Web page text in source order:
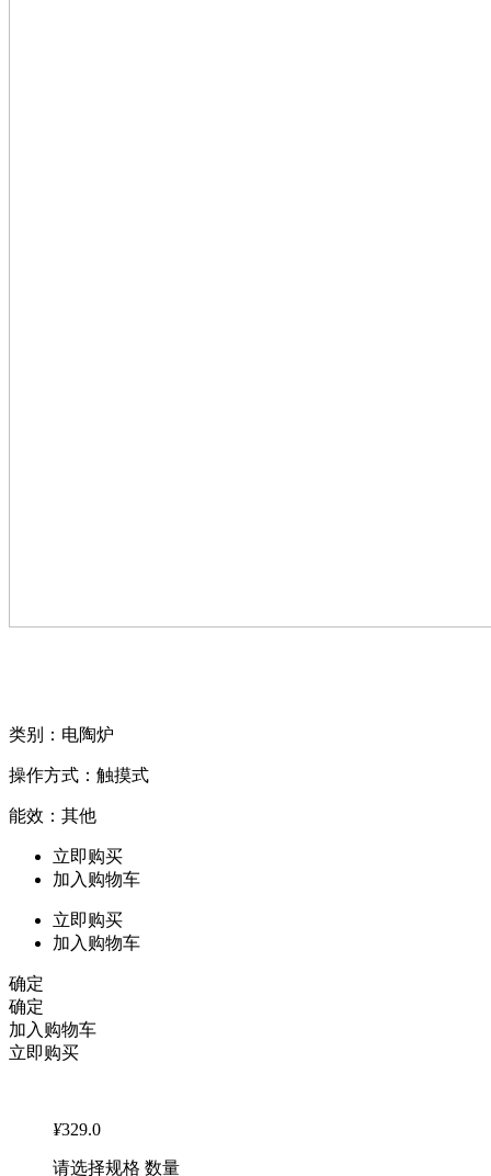
类别：电陶炉
操作方式：触摸式
能效：其他
立即购买
加入购物车
立即购买
加入购物车
确定
确定
加入购物车
立即购买
¥329.0
请选择规格 数量